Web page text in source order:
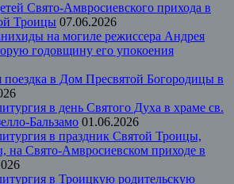
Свято-Амвросиевского прихода в
Троицы 07.06.2026
на могиле режиссера Андрея
годовщину его упокоения
поездка в Дом Пресвятой Богородицы в
в день Святого Духа в храме св.
Бальзамо 01.06.2026
в праздник Святой Троицы,
на Свято-Амвросиевском приходе в
в Троицкую родительскую